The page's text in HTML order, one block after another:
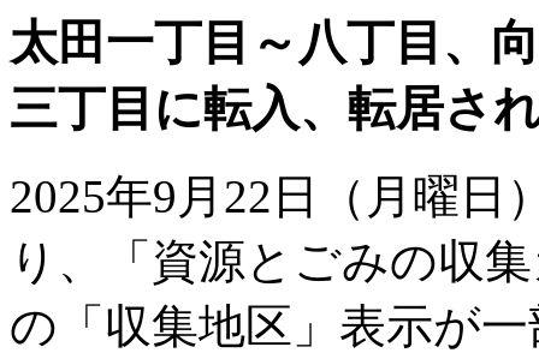
太田一丁目～八丁目、
三丁目に転入、転居さ
2025年9月22日（月曜
り、「資源とごみの収
の「収集地区」表示が